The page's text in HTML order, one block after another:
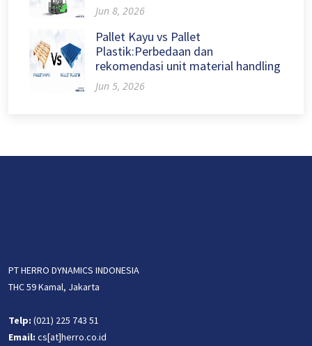
Jun 8, 2026
Pallet Kayu vs Pallet
Plastik:Perbedaan dan
rekomendasi unit material handling
Jun 5, 2026
PT HERRO DYNAMICS INDONESIA
THC 59 Kamal, Jakarta
Telp: (021) 225 743 51
Email: cs[at]herro.co.id